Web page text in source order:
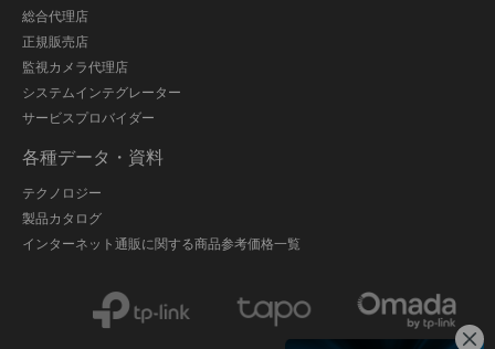
総合代理店
正規販売店
監視カメラ代理店
システムインテグレーター
サービスプロバイダー
各種データ・資料
テクノロジー
製品カタログ
インターネット通販に関する商品参考価格一覧